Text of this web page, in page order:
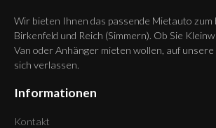
Wir bieten Ihnen das passende Mietauto zum
Birkenfeld und Reich (Simmern). Ob Sie
Van oder Anhänger mieten wollen, auf
sich verlassen.
Informationen
Kontakt